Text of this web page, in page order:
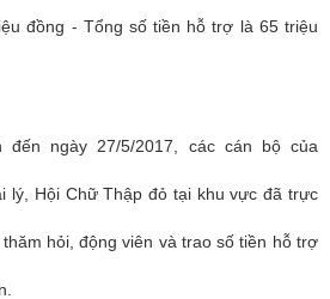
đồng - Tổng số tiền hỗ trợ là 65 triệu
ngày 27/5/2017, các cán bộ của
lý, Hội Chữ Thập đỏ tại khu vực đã trực
hỏi, động viên và trao số tiền hỗ trợ